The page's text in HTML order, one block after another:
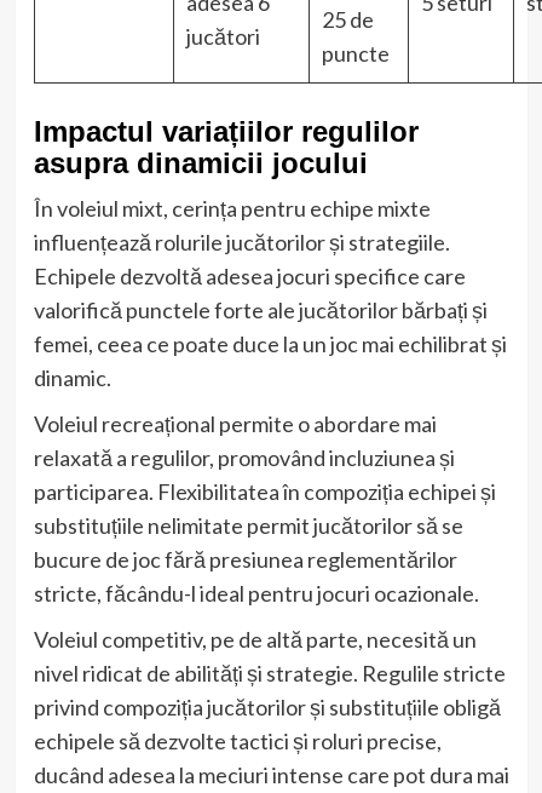
jucători
25 de
puncte
Impactul variațiilor regulilor
asupra dinamicii jocului
În voleiul mixt, cerința pentru echipe mixte
influențează rolurile jucătorilor și strategiile.
Echipele dezvoltă adesea jocuri specifice care
valorifică punctele forte ale jucătorilor bărbați și
femei, ceea ce poate duce la un joc mai echilibrat și
dinamic.
Voleiul recreațional permite o abordare mai
relaxată a regulilor, promovând incluziunea și
participarea. Flexibilitatea în compoziția echipei și
substituțiile nelimitate permit jucătorilor să se
bucure de joc fără presiunea reglementărilor
stricte, făcându-l ideal pentru jocuri ocazionale.
Voleiul competitiv, pe de altă parte, necesită un
nivel ridicat de abilități și strategie. Regulile stricte
privind compoziția jucătorilor și substituțiile obligă
echipele să dezvolte tactici și roluri precise,
ducând adesea la meciuri intense care pot dura mai